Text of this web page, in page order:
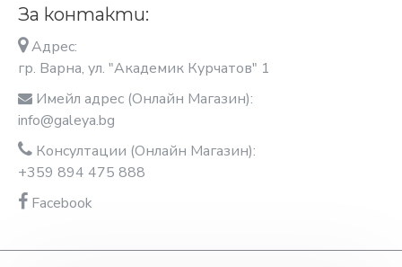
За контакти:
Адрес:
гр. Варна, ул. "Академик Курчатов" 1
Имейл адрес (Онлайн Магазин):
info@galeya.bg
Консултации (Онлайн Магазин):
+359 894 475 888
Facebook